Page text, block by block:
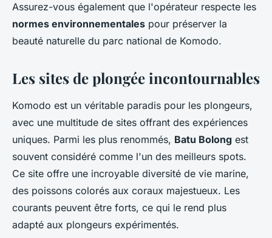
Assurez-vous également que l'opérateur respecte les
normes environnementales pour préserver la
beauté naturelle du parc national de Komodo.
Les sites de plongée incontournables
Komodo est un véritable paradis pour les plongeurs,
avec une multitude de sites offrant des expériences
uniques. Parmi les plus renommés, Batu Bolong est
souvent considéré comme l'un des meilleurs spots.
Ce site offre une incroyable diversité de vie marine,
des poissons colorés aux coraux majestueux. Les
courants peuvent être forts, ce qui le rend plus
adapté aux plongeurs expérimentés.